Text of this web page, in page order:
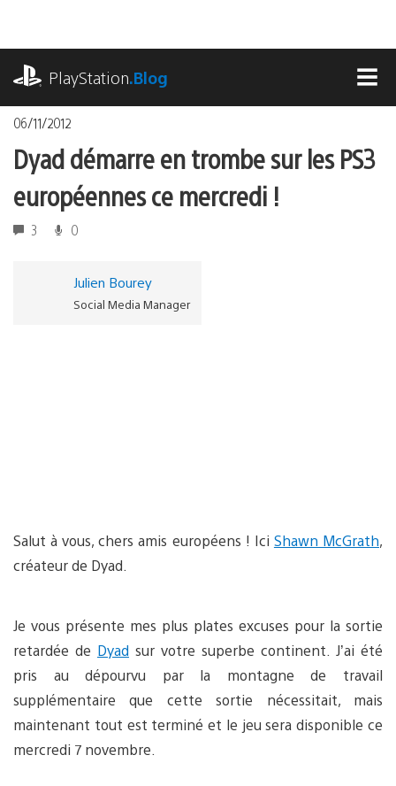
contenu
PlayStation.Blog
06/11/2012
Dyad démarre en trombe sur les PS3
européennes ce mercredi !
3 0
Julien Bourey
Social Media Manager
Salut à vous, chers amis européens ! Ici Shawn McGrath,
créateur de Dyad.
Je vous présente mes plus plates excuses pour la sortie
retardée de Dyad sur votre superbe continent. J’ai été
pris au dépourvu par la montagne de travail
supplémentaire que cette sortie nécessitait, mais
maintenant tout est terminé et le jeu sera disponible ce
mercredi 7 novembre.